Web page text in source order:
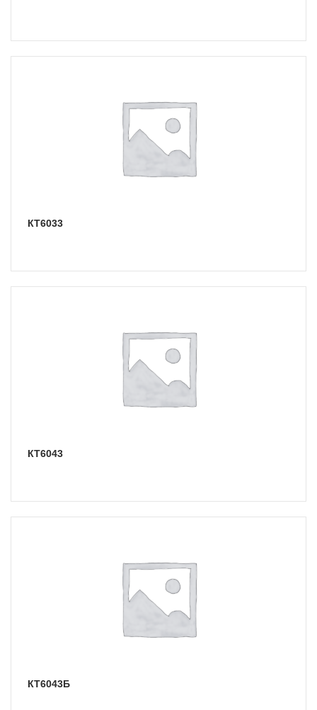
КТ6033
КТ6043
КТ6043Б